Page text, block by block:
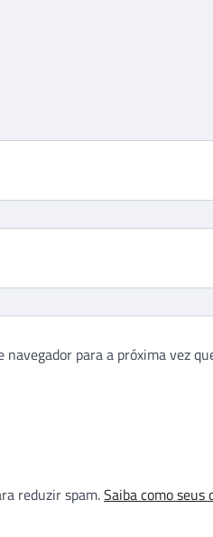
navegador para a próxima vez
reduzir spam.Saiba como seus